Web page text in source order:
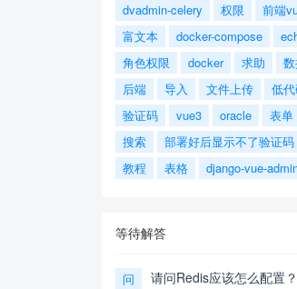
dvadmin-celery
权限 前端
富文本
docker-compose
角色权限
docker 求助
后端
导入 文件上传 低
验证码
vue3 oracle 表单
搜索
部署好后显示不了验证码
教程
表格 django-vue-
等待解答
问 请问Redis应该怎么配置？